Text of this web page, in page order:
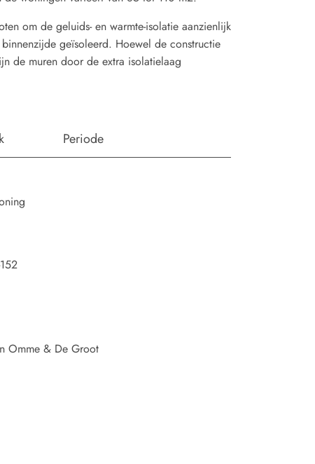
om de geluids- en warmte-isolatie aanzienlijk
geïsoleerd. Hoewel de constructie
de muren door de extra isolatielaag
Periode
Omme & De Groot